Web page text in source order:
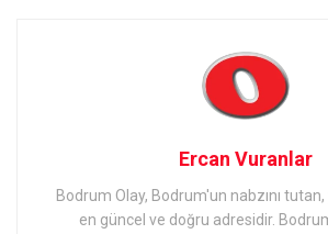
Ercan Vuranlar
Bodrum Olay, Bodrum'un nabzını
en güncel ve doğru adresidir.